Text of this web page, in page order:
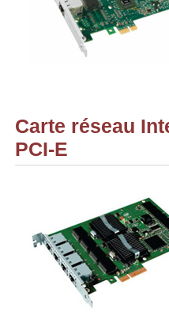
Carte réseau
PCI-E